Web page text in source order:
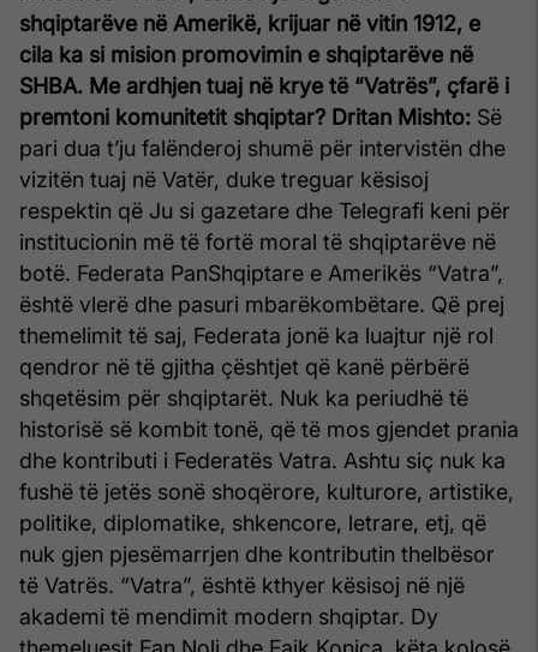
shqiptarëve në Amerikë, krijuar në vitin 1912, e
cila ka si mision promovimin e shqiptarëve në
SHBA. Me ardhjen tuaj në krye të “Vatrës”, çfarë i
premtoni komunitetit shqiptar? Dritan Mishto: Së
pari dua t’ju falënderoj shumë për intervistën dhe
vizitën tuaj në Vatër, duke treguar kësisoj
respektin që Ju si gazetare dhe Telegrafi keni për
institucionin më të fortë moral të shqiptarëve në
botë. Federata PanShqiptare e Amerikës “Vatra”,
është vlerë dhe pasuri mbarëkombëtare. Që prej
themelimit të saj, Federata jonë ka luajtur një rol
qendror në të gjitha çështjet që kanë përbërë
shqetësim për shqiptarët. Nuk ka periudhë të
historisë së kombit tonë, që të mos gjendet prania
dhe kontributi i Federatës Vatra. Ashtu siç nuk ka
fushë të jetës sonë shoqërore, kulturore, artistike,
politike, diplomatike, shkencore, letrare, etj, që
nuk gjen pjesëmarrjen dhe kontributin thelbësor
të Vatrës. “Vatra”, është kthyer kësisoj në një
akademi të mendimit modern shqiptar. Dy